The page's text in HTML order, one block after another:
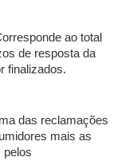
ao total
de resposta da
finalizados.
das reclamações
mais as
pelos